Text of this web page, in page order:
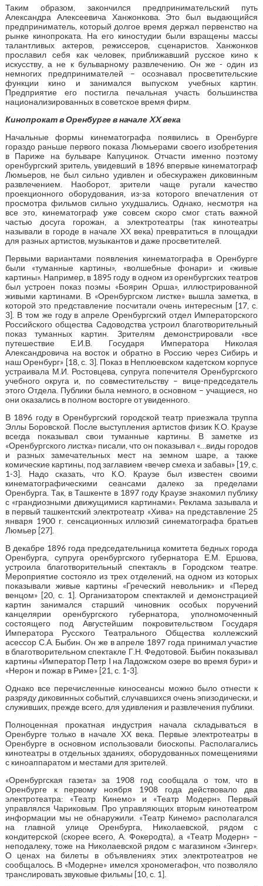
Таким образом, закончился предпринимательский путь
Александра Алексеевича Ханжонкова. Это был выдающийся
предприниматель, который долгое время держал первенство на
рынке кинопроката. На его киностудии были взращены массы
талантливых актеров, режиссеров, сценаристов. Ханжонков
прославил себя как человек, приближавший русское кино к
искусству, а не к бульварному развлечению. Он же - один из
немногих предпринимателей – осознавал просветительские
функции кино и занимался выпуском учебных картин.
Предприятие его постигла печальная участь большинства
национализированных в советское время фирм.
Кинопрокат в Оренбурге в начале XXвека
Начальные формы кинематографа появились в Оренбурге
гораздо раньше первого показа Люмьерами своего изобретения
в Париже на бульваре Капуцинок. Отчасти именно поэтому
оренбургский зритель, увидевший в 1896 впервые кинематограф
Люмьеров, не был сильно удивлен и обескуражен диковинным
развлечением. Наоборот, зрители чаще ругали качество
проекционного оборудования, из-за которого впечатления от
просмотра фильмов сильно ухудшались. Однако, несмотря на
все это, кинематограф уже совсем скоро смог стать важной
частью досуга горожан, а электротеатры (так кинотеатры
называли в городе в начале ХХ века) превратиться в площадки
для разных артистов, музыкантов и даже просветителей.
Первыми вариантами появления кинематографа в Оренбурге
были «туманные картины», «волшебные фонари» и «живые
картины». Например, в 1895 году в одном из оренбургских театров
был устроен показ поэмы «Боярин Орша», иллюстрированной
живыми картинами. В «Оренбургском листке» вышла заметка, в
которой это представление посчитали очень интересным [17, с.
3]. В том же году в апреле Оренбургский отдел Императорского
Российского общества Садоводства устроил благотворительный
показ туманных картин. Зрителям демонстрировали «все
путешествие Е.И.В. Государя Императора Николая
Александровича на восток и обратно в Россию через Сибирь и
наш Оренбург» [18, с. 3]. Показ в Неплюевском кадетском корпусе
устраивала М.И. Ростовцева, супруга попечителя Оренбургского
учебного округа и, по совместительству – вице-председатель
этого Отдела. Публики была немного, в основном – учащиеся, но
они оказались в полном восторге от увиденного.
В 1896 году в Оренбургский городской театр приезжала труппа
Эллы Боровской. После выступления артистов физик К.О. Краузе
всегда показывал свои туманные картины. В заметке из
«Оренбургского листка» писали, что он показывал «…виды городов
и разных замечательных мест на земном шаре, а также
комические картины, под заглавием «вечер смеха и забавы» [19, с.
1-3]. Надо сказать, что К.О. Краузе был известен своими
кинематографическими сеансами далеко за пределами
Оренбурга. Так, в Ташкенте в 1897 году Краузе знакомил публику
с «грандиозными движущимися картинами». Реклама зазывала и
в первый ташкентский электротеатр «Хива» на представление 25
января 1900 г. сенсационных иллюзий синематографа братьев
Люмьер [27].
В декабре 1896 года председательница комитета бедных города
Оренбурга, супруга оренбургского губернатора Е.М. Ершова,
устроила благотворительный спектакль в Городском театре.
Мероприятие состояло из трех отделений, на одном из которых
показывали живые картины «Греческий невольник» и «Перед
венцом» [20, с. 1]. Организатором спектаклей и демонстрацией
картин занимался старший чиновник особых поручений
канцелярии оренбургского губернатора, уполномоченный
состоящего под Августейшим покровительством Государя
Императора Русского Театрального Общества коллежский
асессор С.А. Быбин. Он же в апреле 1897 года принимал участие
в благотворительном спектакле Г.Н. Федотовой. Быбин показывал
картины «Император Петр I на Ладожском озере во время бури» и
«Нерон и пожар в Риме» [21, с. 1-3].
Однако все перечисленные киносеансы можно было отнести к
разряду диковинных событий, случавшихся очень эпизодически, и
служивших, прежде всего, для удивления и развлечения публики.
Полноценная прокатная индустрия начала складываться в
Оренбурге только в начале ХХ века. Первые электротеатры в
Оренбурге в основном использовали биоскопы. Располагались
кинотеатры в отдельных зданиях, оборудованных помещениями
с киноаппаратом и местами для зрителей.
«Оренбургская газета» за 1908 год сообщала о том, что в
Оренбурге к первому ноября 1908 года действовало два
электротеатра: «Театр Кинемо» и «Театр Модерн». Первый
управлялся Чариковым. Про управляющих вторым кинотеатром
информации мы не обнаружили. «Театр Кинемо» располагался
на главной улице Оренбурга, Николаевской, рядом с
кондитерской (скорее всего, А. Фокеродта), а «Театр Модерн» –
неподалеку, тоже на Николаевской рядом с магазином «Зингер».
О ценах на билеты в объявлениях этих электротеатров не
сообщалось. В «Модерне» имелся хрономегафон, что позволяло
транслировать звуковые фильмы [10, с. 1].